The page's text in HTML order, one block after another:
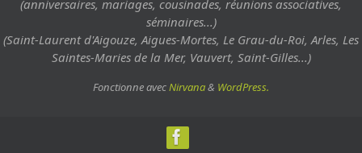
(anniversaires, mariages, cousinades, réunions associatives,
séminaires...)
(Saint-Laurent d'Aigouze, Aigues-Mortes, Le Grau-du-Roi, Arles, Les
Saintes-Maries de la Mer, Vauvert, Saint-Gilles...)
Fonctionne avec Nirvana& WordPress.